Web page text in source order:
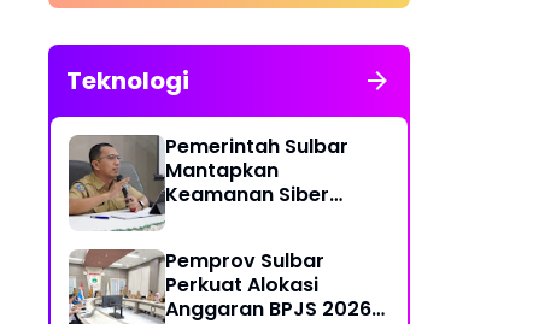
Teknologi
Pemerintah Sulbar
Mantapkan
Keamanan Siber
Enam Kabupaten
Pemprov Sulbar
Perkuat Alokasi
Anggaran BPJS 2026